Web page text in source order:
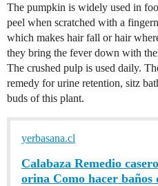
The pumpkin is widely used in
peel when scratched with a
which makes hair fall or hair
they bring the fever down with
The crushed pulp is used daily.
remedy for urine retention, sitz
buds of this plant.
yerbasana.cl
Calabaza Remedio
orina Como hacer baños